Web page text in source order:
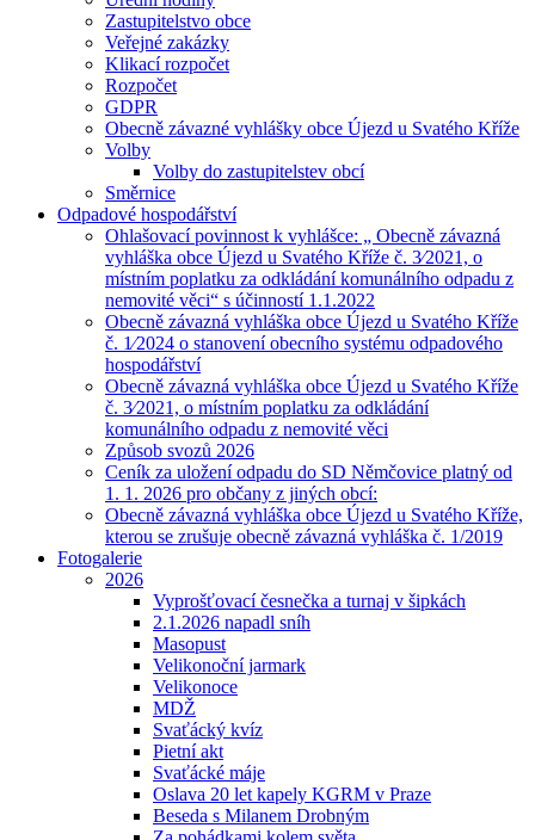
Zastupitelstvo obce
Veřejné zakázky
Klikací rozpočet
Rozpočet
GDPR
Obecně závazné vyhlášky obce Újezd u Svatého Kříže
Volby
Volby do zastupitelstev obcí
Směrnice
Odpadové hospodářství
Ohlašovací povinnost k vyhlášce: „ Obecně závazná
vyhláška obce Újezd u Svatého Kříže č. 3⁄2021, o
místním poplatku za odkládání komunálního odpadu z
nemovité věci“ s účinností 1.1.2022
Obecně závazná vyhláška obce Újezd u Svatého Kříže
č. 1⁄2024 o stanovení obecního systému odpadového
hospodářství
Obecně závazná vyhláška obce Újezd u Svatého Kříže
č. 3⁄2021, o místním poplatku za odkládání
komunálního odpadu z nemovité věci
Způsob svozů 2026
Ceník za uložení odpadu do SD Němčovice platný od
1. 1. 2026 pro občany z jiných obcí:
Obecně závazná vyhláška obce Újezd u Svatého Kříže,
kterou se zrušuje obecně závazná vyhláška č. 1/2019
Fotogalerie
2026
Vyprošťovací česnečka a turnaj v šipkách
2.1.2026 napadl sníh
Masopust
Velikonoční jarmark
Velikonoce
MDŽ
Svaťácký kvíz
Pietní akt
Svaťácké máje
Oslava 20 let kapely KGRM v Praze
Beseda s Milanem Drobným